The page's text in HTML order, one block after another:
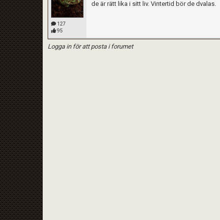
127
95
de är rätt lika i sitt liv. Vintertid bör de dvalas.
Logga in för att posta i forumet